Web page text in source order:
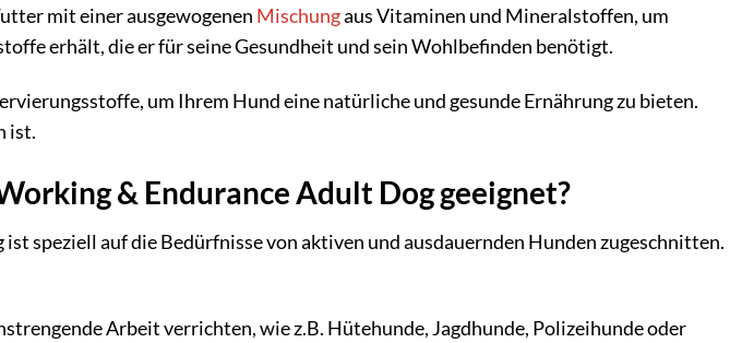
mit einer ausgewogenen Mischungaus Vitaminen und Mineralstoffen, um
erhält, die er für seine Gesundheit und sein Wohlbefinden benötigt.
um Ihrem Hund eine natürliche und gesunde Ernährung zu bieten.
ist.
& Endurance Adult Dog geeignet?
speziell auf die Bedürfnisse von aktiven und ausdauernden Hunden zugeschnitten.
Arbeit verrichten, wie z.B. Hütehunde, Jagdhunde, Polizeihunde oder